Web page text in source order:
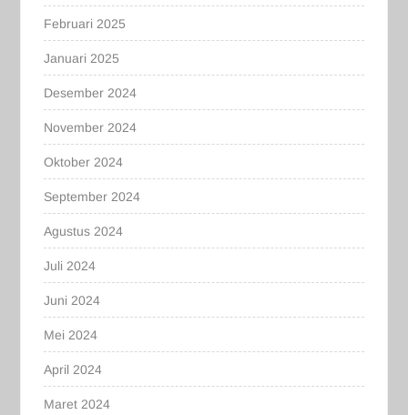
Februari 2025
Januari 2025
Desember 2024
November 2024
Oktober 2024
September 2024
Agustus 2024
Juli 2024
Juni 2024
Mei 2024
April 2024
Maret 2024